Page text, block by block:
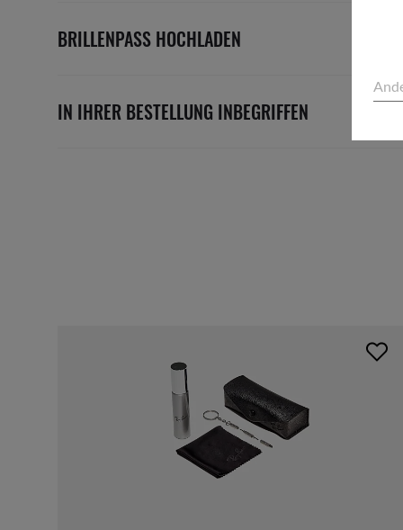
BRILLENPASS HOCHLADEN
IN IHRER BESTELLUNG INBEGRIFFEN